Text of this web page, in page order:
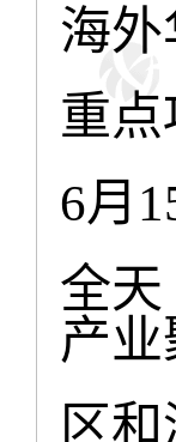
海外
重
6月
全天
产
区和